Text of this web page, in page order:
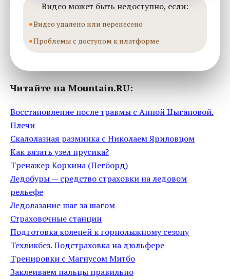
Видео может быть недоступно, если:
Видео удалено или перенесено
Проблемы с доступом к платформе
Читайте на Mountain.RU:
Восстановление после травмы с Анной Цыгановой.
Плечи
Скалолазная разминка с Николаем Яриловцом
Как вязать узел прусика?
Тренажер Коркина (Пегборд)
Ледобуры — средство страховки на ледовом
рельефе
Ледолазание шаг за шагом
Страховочные станции
Подготовка коленей к горнолыжному сезону
Техликбез. Подстраховка на дюльфере
Тренировки с Магнусом Митбо
Заклеиваем пальцы правильно